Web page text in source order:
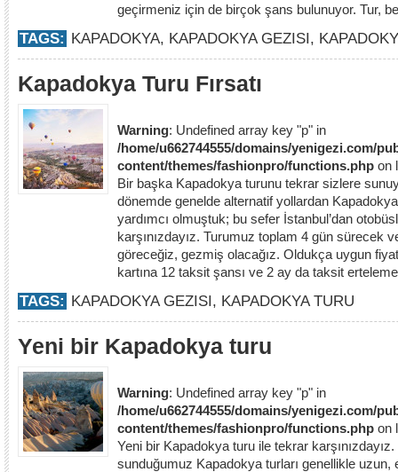
geçirmeniz için de birçok şans bulunuyor. Tur,
TAGS: KAPADOKYA, KAPADOKYA GEZISI,
Kapadokya Turu Fırsatı
Warning: Undefined array key "p" in
/home/u662744555/domains/yenigezi.com/
content/themes/fashionpro/functions.php on
Bir başka Kapadokya turunu tekrar sizlere
dönemde genelde alternatif yollardan
yardımcı olmuştuk; bu sefer İstanbul’dan
karşınızdayız. Turumuz toplam 4 gün sürecek
göreceğiz, gezmiş olacağız. Oldukça uygun
kartına 12 taksit şansı ve 2 ay da taksit
TAGS: KAPADOKYA GEZISI, KAPADOKYA TURU
Yeni bir Kapadokya turu
Warning: Undefined array key "p" in
/home/u662744555/domains/yenigezi.com/
content/themes/fashionpro/functions.php on
Yeni bir Kapadokya turu ile tekrar
sunduğumuz Kapadokya turları genellikle uzun,